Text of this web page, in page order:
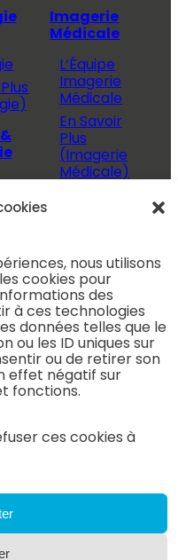
nous utilisons
cookies pour
des
à ces technologies
données telles que le
ou les ID uniques sur
ou de retirer son
effet négatif sur
fonctions.
ces cookies à
&
&
&
&
Imagerie
Médicale
L’Équipe
Imagerie
Médicale
En Savoir
Plus
(Imagerie
Médicale)
Médecine
Interne
En Savoir
Plus
(Médecine
Interne)
Neurologie
Neurologie
(Neurologie)